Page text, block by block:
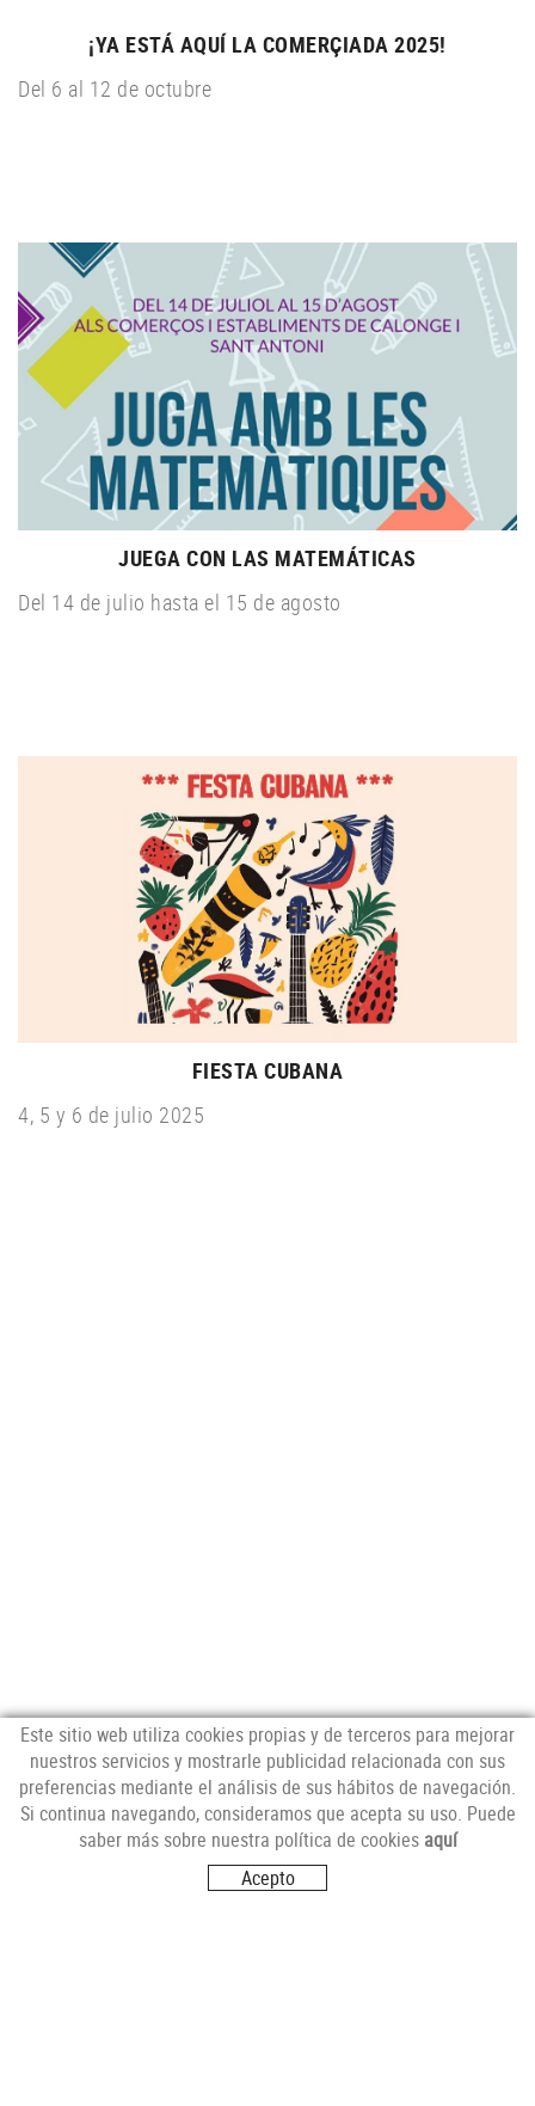
¡YA ESTÁ AQUÍ LA COMERÇIADA 2025!
Del 6 al 12 de octubre
JUEGA CON LAS MATEMÁTICAS
Del 14 de julio hasta el 15 de agosto
FIESTA CUBANA
4, 5 y 6 de julio 2025
NEWSLETTER
Este sitio web utiliza cookies propias y de terceros para mejorar
nuestros servicios y mostrarle publicidad relacionada con sus
preferencias mediante el análisis de sus hábitos de navegación.
Si continua navegando, consideramos que acepta su uso. Puede
saber más sobre nuestra política de cookies aquí
Acepto